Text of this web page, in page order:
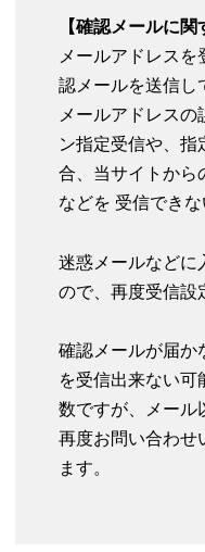
【確認メールに関
メールアドレスを
認メールを送信し
メールアドレスの
ン指定受信や、
合、当サイトから
などを 受信できな
迷惑メールなどに
ので、再度受信設
確認メールが届か
を受信出来ない
数ですが、メール
再度お問い合わせ
ます。